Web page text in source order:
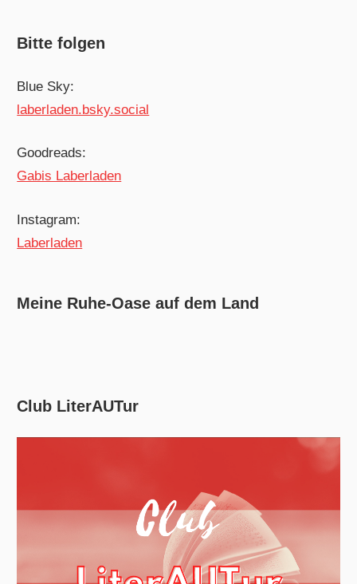
Bitte folgen
Blue Sky:
laberladen.bsky.social
Goodreads:
Gabis Laberladen
Instagram:
Laberladen
Meine Ruhe-Oase auf dem Land
Club LiterAUTur